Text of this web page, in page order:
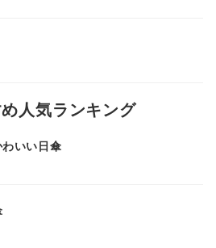
人気ランキング
いい日傘